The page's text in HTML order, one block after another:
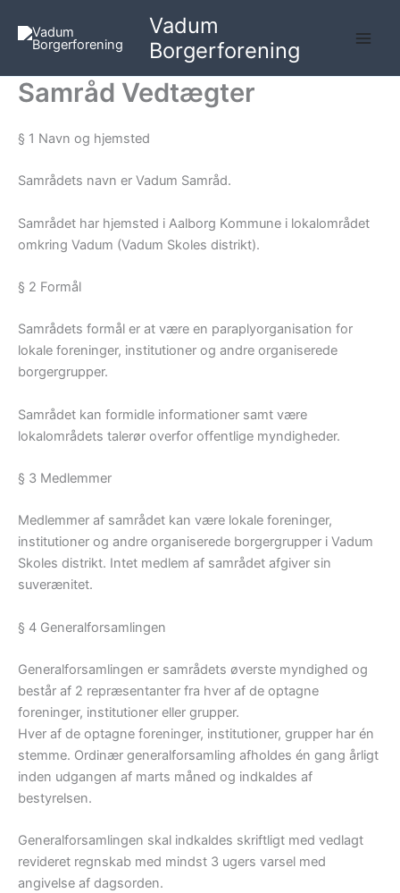
indholdet
Vadum
Borgerforening
Samråd Vedtægter
§ 1 Navn og hjemsted
Samrådets navn er Vadum Samråd.
Samrådet har hjemsted i Aalborg Kommune i lokalområdet
omkring Vadum (Vadum Skoles distrikt).
§ 2 Formål
Samrådets formål er at være en paraplyorganisation for
lokale foreninger, institutioner og andre organiserede
borgergrupper.
Samrådet kan formidle informationer samt være
lokalområdets talerør overfor offentlige myndigheder.
§ 3 Medlemmer
Medlemmer af samrådet kan være lokale foreninger,
institutioner og andre organiserede borgergrupper i Vadum
Skoles distrikt. Intet medlem af samrådet afgiver sin
suverænitet.
§ 4 Generalforsamlingen
Generalforsamlingen er samrådets øverste myndighed og
består af 2 repræsentanter fra hver af de optagne
foreninger, institutioner eller grupper.
Hver af de optagne foreninger, institutioner, grupper har én
stemme. Ordinær generalforsamling afholdes én gang årligt
inden udgangen af marts måned og indkaldes af
bestyrelsen.
Generalforsamlingen skal indkaldes skriftligt med vedlagt
revideret regnskab med mindst 3 ugers varsel med
angivelse af dagsorden.